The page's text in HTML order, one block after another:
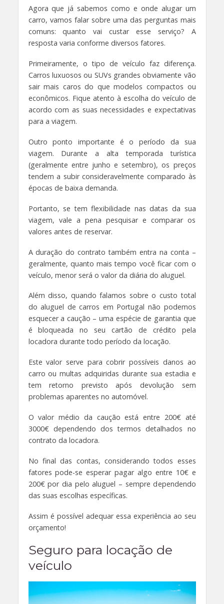
Agora que já sabemos como e onde alugar um
carro, vamos falar sobre uma das perguntas mais
comuns: quanto vai custar esse serviço? A
resposta varia conforme diversos fatores.
Primeiramente, o tipo de veículo faz diferença.
Carros luxuosos ou SUVs grandes obviamente vão
sair mais caros do que modelos compactos ou
econômicos. Fique atento à escolha do veículo de
acordo com as suas necessidades e expectativas
para a viagem.
Outro ponto importante é o período da sua
viagem. Durante a alta temporada turística
(geralmente entre junho e setembro), os preços
tendem a subir consideravelmente comparado às
épocas de baixa demanda.
Portanto, se tem flexibilidade nas datas da sua
viagem, vale a pena pesquisar e comparar os
valores antes de reservar.
A duração do contrato também entra na conta –
geralmente, quanto mais tempo você ficar com o
veículo, menor será o valor da diária do aluguel.
Além disso, quando falamos sobre o custo total
do aluguel de carros em Portugal não podemos
esquecer a caução – uma espécie de garantia que
é bloqueada no seu cartão de crédito pela
locadora durante todo período da locação.
Este valor serve para cobrir possíveis danos ao
carro ou multas adquiridas durante sua estadia e
tem retorno previsto após devolução sem
problemas aparentes no automóvel.
O valor médio da caução está entre 200€ até
3000€ dependendo dos termos detalhados no
contrato da locadora.
No final das contas, considerando todos esses
fatores pode-se esperar pagar algo entre 10€ e
200€ por dia pelo aluguel – sempre dependendo
das suas escolhas específicas.
Assim é possível adequar essa experiência ao seu
orçamento!
Seguro para locação de
veículo